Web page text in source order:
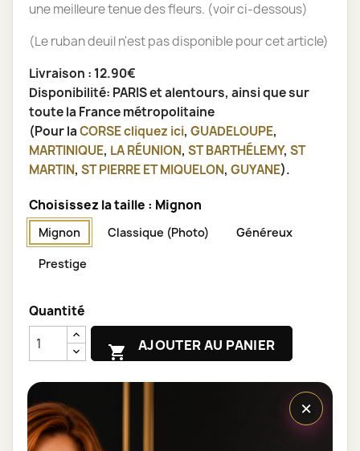
une meilleure tenue des fleurs. (voir ci-dessous)
(Le ruban deuil n'est pas disponible pour cet article)
Livraison : 12.90€
Disponibilité: PARIS et alentours, ainsi que sur
toute la France métropolitaine
(Pour laCORSEcliquez ici, GUADELOUPE,
MARTINIQUE, LA RÉUNION, ST BARTHÉLEMY, ST
MARTIN, ST PIERRE ET MIQUELON, GUYANE).
Choisissez la taille : Mignon
Mignon Classique (Photo) Généreux
Prestige
Quantité
 AJOUTER AU PANIER
Partager ×